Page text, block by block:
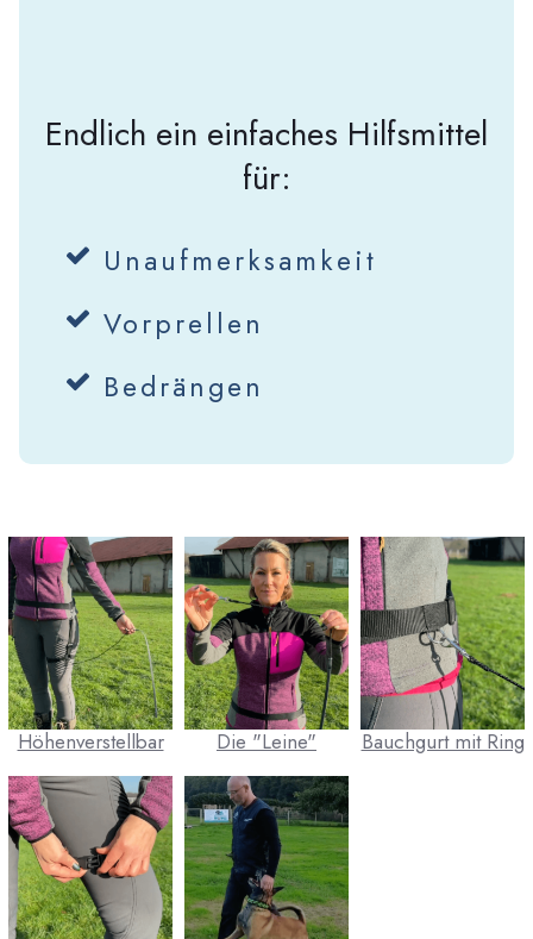
Endlich ein einfaches Hilfsmittel
für:
Unaufmerksamkeit
Vorprellen
Bedrängen
Höhenverstellbar Die "Leine" Bauchgurt mit Ring